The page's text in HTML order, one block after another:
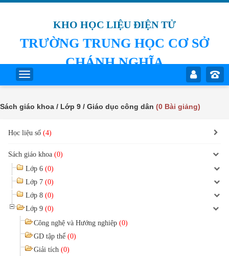
KHO HỌC LIỆU ĐIỆN TỬ
TRƯỜNG TRUNG HỌC CƠ SỞ
CHÁNH NGHĨA
Sách giáo khoa / Lớp 9 / Giáo dục công dân (0 Bài giảng)
Học liệu số (4)
Sách giáo khoa (0)
Lớp 6 (0)
Lớp 7 (0)
Lớp 8 (0)
Lớp 9 (0)
Công nghệ và Hướng nghiệp (0)
GD tập thể (0)
Giải tích (0)